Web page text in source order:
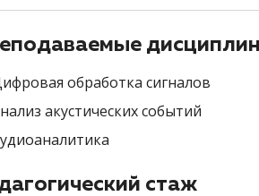
обработка сигналов
акустических событий
стаж